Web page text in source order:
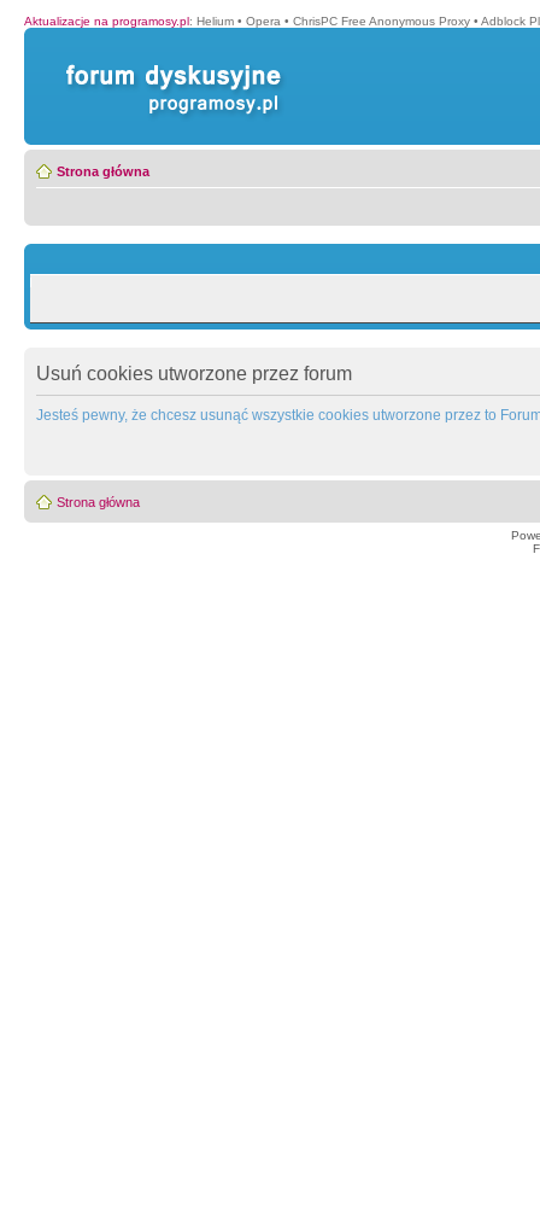
Aktualizacje na programosy.pl: Helium • Opera • ChrisPC Free Anonymous Proxy • Adblock
Strona główna
Usuń cookies utworzone przez forum
Jesteś pewny, że chcesz usunąć wszystkie cookies utworzone przez to
Strona główna